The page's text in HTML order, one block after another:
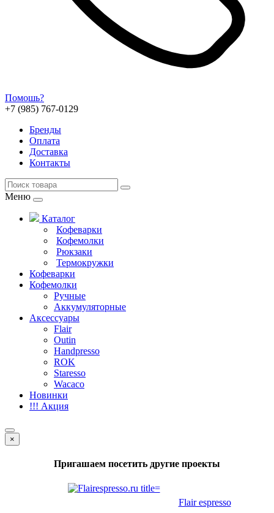
Помошь?
+7 (985) 767-0129
Бренды
Оплата
Доставка
Контакты
Меню
Каталог
Кофеварки
Кофемолки
Рюкзаки
Термокружки
Кофеварки
Кофемолки
Ручные
Аккумуляторные
Аксессуары
Flair
Outin
Handpresso
ROK
Staresso
Wacaco
Новинки
!!! Акция
×
Пригашаем посетить другие проекты
Flair espresso